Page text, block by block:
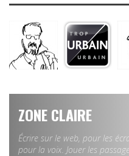
ZONE CLAIRE
Écrire sur le web, pour les
pour la voix. Jouer les